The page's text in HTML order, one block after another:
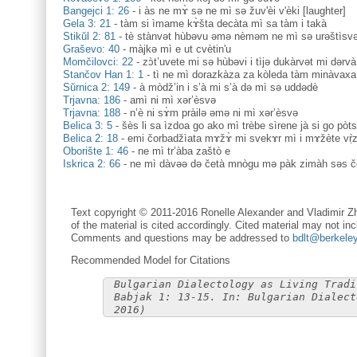
Bangejci 1: 26 - i às ne mɤ̀ sə ne mì sə žuv'èi v'èki [laughter]
Gela 3: 21 - tàm si ìmame kɤ̀šta decàta mì sa tàm i takà
Stikŭl 2: 81 - tè stànvət hùbəvu əmə nèməm ne mì sə
Graševo: 40 - màjkə mì e ut cvètin'u
Momčilovci: 22 - zɔ̀t’uvete mi sə hùbəvi i tìjə dukàrvət mi dərvà
Stančov Han 1: 1 - tì ne mì dorazkàza za kòleda tàm
Sŭrnica 2: 149 - à mòdž’in i s’à mi s’à də mì sə uddədè
Trjavna: 186 - amì ni mì xər’èsvə
Trjavna: 188 - n’è ni sɤ̀m pràilə əmə ni mì xər’èsvə
Belica 3: 5 - šès li sa ìzdoa go ako mì trèbe sìrene jà si go
Belica 2: 18 - emi čorbadžìata mɤžɤ̀ mi svekɤr mì i mɤžète
Oborište 1: 46 - ne mì tr’àba zaštò e
Iskrica 2: 66 - ne mì dàvəə də četà mnògu mə pàk zimàh səs
Text copyright © 2011-2016 Ronelle Alexander and Vladimir
of the material is cited accordingly. Cited material may not
Comments and questions may be addressed to
Recommended Model for Citations
Bulgarian Dialectology as Living
Babjak 1: 13-15. In: Bulgarian
2016)